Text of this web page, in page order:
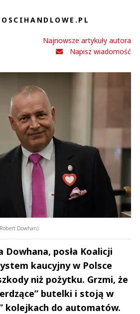
Najnowsze artykuły autora
Napisz wiadomość
Dowhan)
Dowhana, posła Koalicji
kaucyjny w Polsce
niż pożytku. Grzmi, że
butelki i stoją w
kolejkach do automatów.